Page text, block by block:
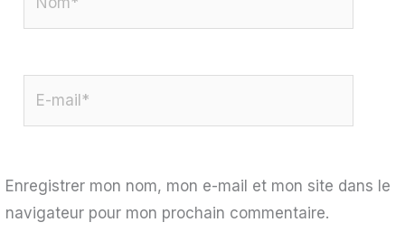
Enregistrer mon nom, mon e-mail et mon site dans le
navigateur pour mon prochain commentaire.